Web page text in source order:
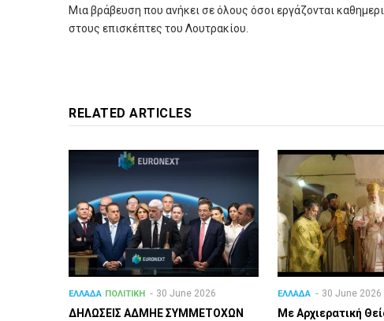
Μια βράβευση που ανήκει σε όλους όσοι εργάζονται
στους επισκέπτες του Λουτρακίου.
RELATED ARTICLES
ΕΛΛΑΔΑ ΠΟΛΙΤΙΚΗ 30 June 2026
ΔΗΛΩΣΕΙΣ ΑΔΜΗΕ ΣΥΜΜΕΤΟΧΩΝ
ΕΛΛΑΔΑ 30 June 2026
Με Αρχιερατική